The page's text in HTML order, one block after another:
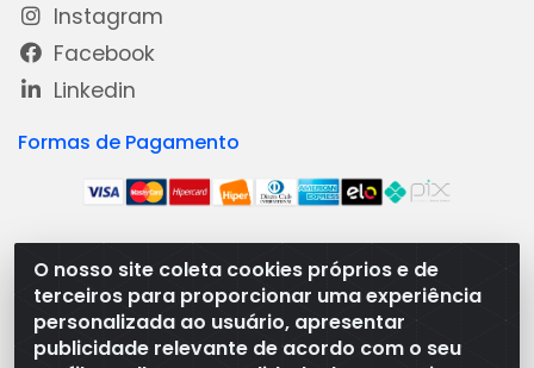
O nosso site coleta cookies próprios e de
terceiros para proporcionar uma experiência
personalizada ao usuário, apresentar
publicidade relevante de acordo com o seu
Instagram
Facebook
Linkedin
Formas de Pagamento
Medeiros Distribuidora - Rua Dias Carneiro, 1977 -
Ramal, Bacabal/MA - CEP 65.700-000 - CNPJ
08.474.030/0001-41